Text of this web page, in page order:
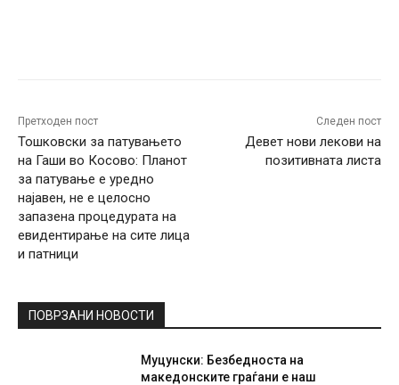
Претходен пост
Тошковски за патувањето
на Гаши во Косово: Планот
за патување е уредно
најавен, не е целосно
запазена процедурата на
евидентирање на сите лица
и патници
Следен пост
Девет нови лекови на
позитивната листа
ПОВРЗАНИ НОВОСТИ
Муцунски: Безбедноста на
македонските граѓани е наш